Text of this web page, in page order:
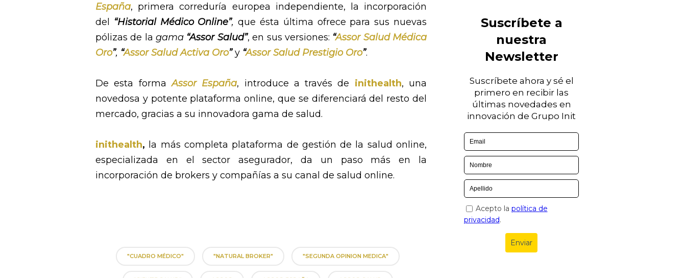
España, primera correduría europea independiente, la incorporación
del “Historial Médico Online”, que ésta última ofrece para sus nuevas
pólizas de lagama “Assor Salud”, en sus versiones: “Assor Salud Médica
Oro”, “Assor Salud Activa Oro”y “Assor Salud Prestigio Oro”.
De esta formaAssor España, introduce a través de inithealth, una
novedosa y potente plataforma online, que se diferenciará del resto del
mercado, gracias a su innovadora gama de salud.
inithealth, la más completa plataforma de gestión de la salud online,
especializada en el sector asegurador, da un paso más en la
incorporación de brokers y compañías a su canal de salud online.
"CUADRO MÉDICO" "NATURAL BROKER" "SEGUNDA OPINION MEDICA"